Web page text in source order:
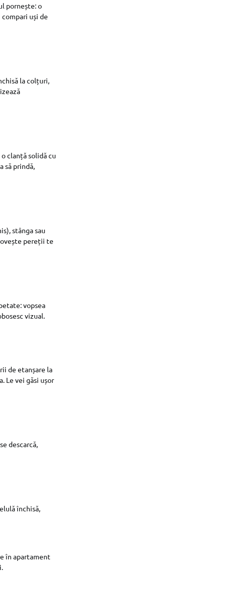
pornește: o
uși de
la colțuri,
clanță solidă cu
să prindă,
stânga sau
pereții te
vopsea
vizual.
de etanșare la
Le vei găsi ușor
descarcă,
închisă,
în apartament